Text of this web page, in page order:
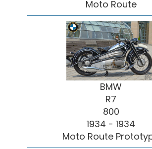
Moto Route
BMW
R7
800
1934 - 1934
Moto Route